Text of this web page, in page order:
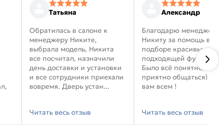
Татьяна
Обратилась в салоне к
менеджеру Никите,
выбрала модель, Никита
все посчитал, назначили
день доставки и установки
и все сотрудники приехали
вовремя. Дверь устан...
Читать весь отзыв
Александр
Благодарю
Никиту за помощь в
подборе красивых
подходящей
Было всё понятно, и
приятно общаться)
вам всем !
Читать весь отзыв